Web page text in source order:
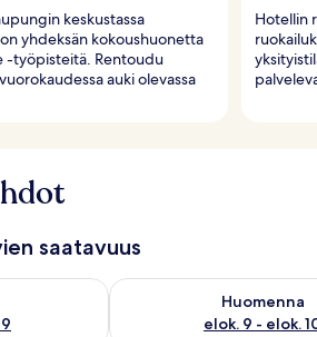
keskustassa
yhdeksän kokoushuonetta
-työpisteitä. Rentoudu
auki olevassa
Hotellin
saatavuus
elok. 8 - elok. 9
Huomenna
elok. 9 - elok.
Tarkista huomisen